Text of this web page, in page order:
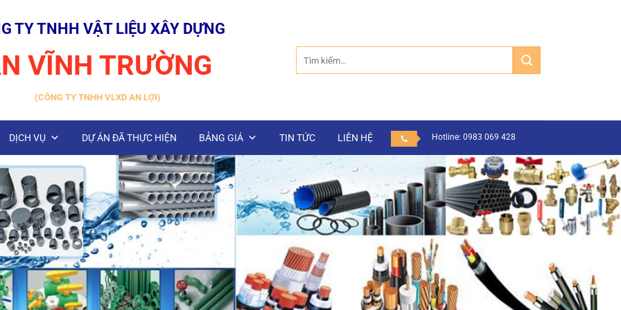
TY TNHH VẬT LIỆU XÂY DỰNG
VĨNH TRƯỜNG
(CÔNG TY TNHH VLXD AN LỢI)
kiếm:
DỊCH VỤ DỰ ÁN ĐÃ THỰC HIỆN BẢNG GIÁ TIN TỨC LIÊN HỆ Hotline: 0983 069 428